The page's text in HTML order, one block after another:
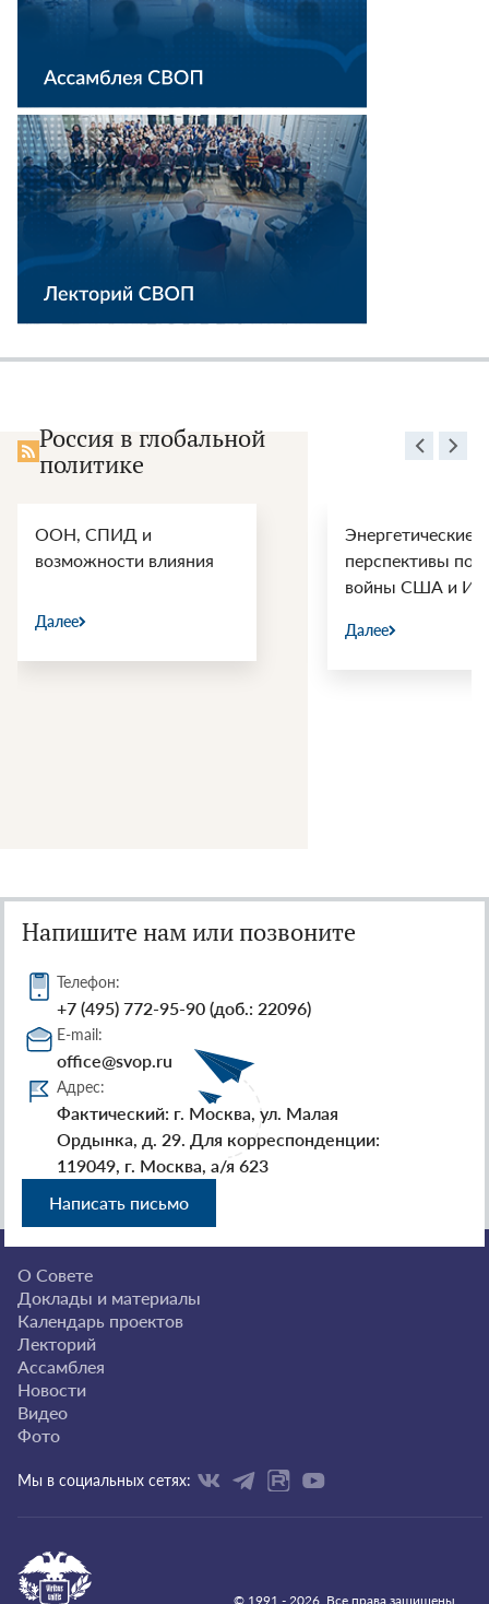
Россия в глобальной
политике
ООН, СПИД и
возможности влияния
Далее
Энергетические
перспективы
войны США и
Далее
Напишите нам или позвоните
Телефон:
+7 (495) 772-95-90 (доб.: 22096)
E-mail:
office@svop.ru
Адрес:
Фактический: г. Москва, ул. Малая
Ордынка, д. 29. Для корреспонденции:
119049, г. Москва, а/я 623
Написать письмо
О Совете
Доклады и материалы
Календарь проектов
Лекторий
Ассамблея
Новости
Видео
Фото
© 1991 - 2026. Все права защищены
Мы в социальных сетях: